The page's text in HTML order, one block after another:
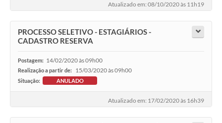
Atualizado em: 08/10/2020 às 11h19
PROCESSO SELETIVO - ESTAGIÁRIOS -
CADASTRO RESERVA
Postagem: 14/02/2020 às 09h00
Realização a partir de: 15/03/2020 às 09h00
Situação: ANULADO
Atualizado em: 17/02/2020 às 16h39